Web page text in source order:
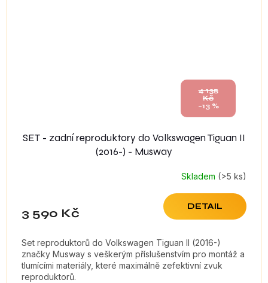
4 135
Kč
–13 %
SET - zadní reproduktory do Volkswagen Tiguan II
(2016-) - Musway
Skladem (>5 ks)
3 590 Kč DETAIL
Set reproduktorů do Volkswagen Tiguan II (2016-)
značky Musway s veškerým příslušenstvím pro montáž a
tlumícími materiály, které maximálně zefektivní zvuk
reproduktorů.